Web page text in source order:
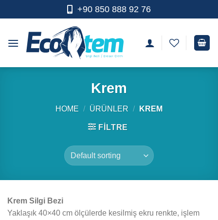
to
+90 850 888 92 76
Krem
HOME / ÜRÜNLER / KREM
FILTRE
Krem Silgi Bezi
Yaklaşık 40×40 cm ölçülerde kesilmiş ekru renkte, işlem